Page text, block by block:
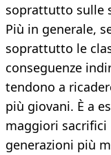
soprattutto sulle
Più in generale,
soprattutto le
conseguenze
tendono a
più giovani. È a
maggiori
generazioni più